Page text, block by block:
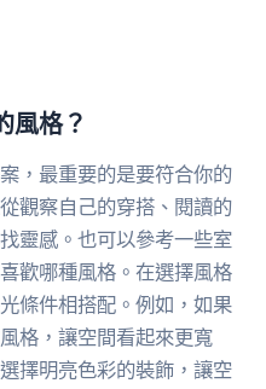
風格？
，最重要的是要符合你的
觀察自己的穿搭、閱讀的
靈感。也可以參考一些室
歡哪種風格。在選擇風格
條件相搭配。例如，如果
格，讓空間看起來更寬
擇明亮色彩的裝飾，讓空